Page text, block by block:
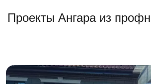
Проекты Ангара из